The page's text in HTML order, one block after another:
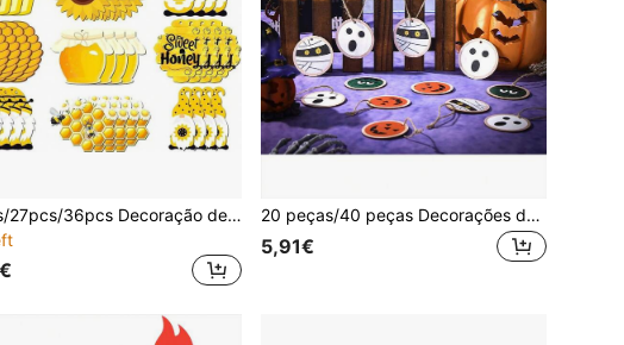
18pcs/27pcs/36pcs Decoração de Verão com Abelhas em Madeira para Pendurar, Enfeites Pendentes para Janela e Fundo de Festa no Jardim, Decorações de Parede para Pendurar em Casa para Festa de Feriado
20 peças/40 peças Decorações de Halloween para Árvore, Pingentes Pendurados em Madeira Entalhada com Abóbora e Fantasma, Decoração Vintage de Halloween Adequada para Árvore Pequena, Festa de Feriado e Casa, Estas Decorações São Adições Ideais para a Sua Casa de Campo, Escritório, Sala de Estar, Bandeja em Camadas ou Decoração de Quarto de Bebé, Pode Pendurar Estas Decorações em Paredes, Árvores de Halloween, Mantéis de Lareira ou em Qualquer Lugar que Deseje, Esta Decoração de Parede Vem numa Caixa de Presente!
5,91€